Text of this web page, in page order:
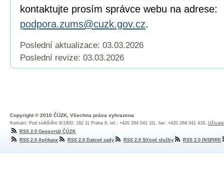
kontaktujte prosím správce webu na adrese:
podpora.zums@cuzk.gov.cz.
Poslední aktualizace: 03.03.2026
Poslední revize: 03.03.2026
Copyright © 2010 ČÚZK, Všechna práva vyhrazena
Kontakt: Pod sídlištěm 9/1800, 182 11 Praha 8, tel.: +420 284 041 111, fax: +420 284 041 416,
RSS 2.0 Geoportál ČÚZK
RSS 2.0 Aplikace
RSS 2.0 Datové sady RSS 2.0 Síťové služby RSS 2.0 INSPIRE